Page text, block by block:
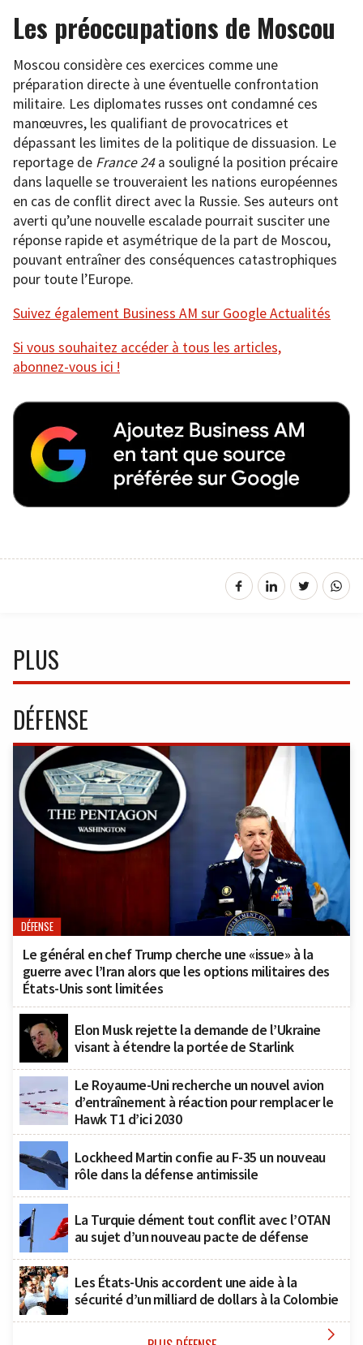
Les préoccupations de Moscou
Moscou considère ces exercices comme une
préparation directe à une éventuelle confrontation
militaire. Les diplomates russes ont condamné ces
manœuvres, les qualifiant de provocatrices et
dépassant les limites de la politique de dissuasion. Le
reportage de France 24a souligné la position précaire
dans laquelle se trouveraient les nations européennes
en cas de conflit direct avec la Russie. Ses auteurs ont
averti qu’une nouvelle escalade pourrait susciter une
réponse rapide et asymétrique de la part de Moscou,
pouvant entraîner des conséquences catastrophiques
pour toute l’Europe.
Suivez également Business AM sur Google Actualités
Si vous souhaitez accéder à tous les articles,
abonnez-vous ici !
PLUS
DÉFENSE
DÉFENSE
Le général en chef Trump cherche une «issue» à la
guerre avec l’Iran alors que les options militaires des
États-Unis sont limitées
Elon Musk rejette la demande de l’Ukraine
visant à étendre la portée de Starlink
Le Royaume-Uni recherche un nouvel avion
d’entraînement à réaction pour remplacer le
Hawk T1 d’ici 2030
Lockheed Martin confie au F-35 un nouveau
rôle dans la défense antimissile
La Turquie dément tout conflit avec l’OTAN
au sujet d’un nouveau pacte de défense
Les États-Unis accordent une aide à la
sécurité d’un milliard de dollars à la Colombie
